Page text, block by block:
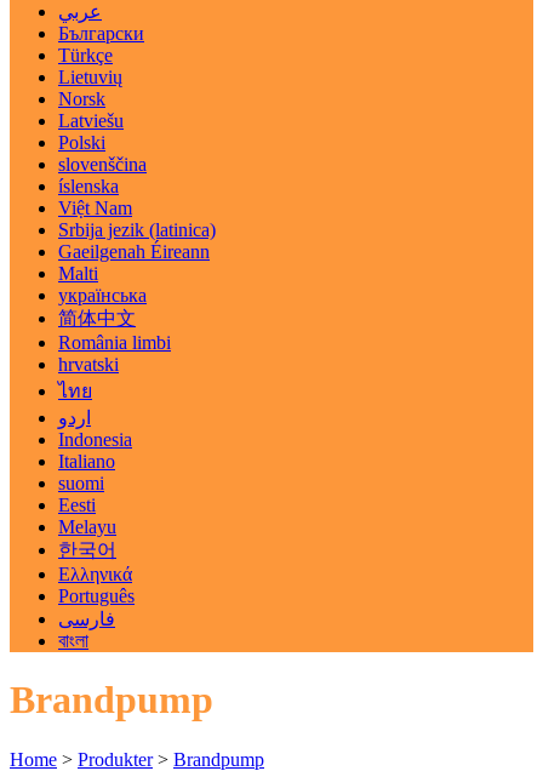
عربي
Български
Türkçe
Lietuvių
Norsk
Latviešu
Polski
slovenščina
íslenska
Việt Nam
Srbija jezik (latinica)
Gaeilgenah Éireann
Malti
українська
简体中文
România limbi
hrvatski
ไทย
اردو
Indonesia
Italiano
suomi
Eesti
Melayu
한국어
Ελληνικά
Português
فارسی
বাংলা
Brandpump
Home > Produkter> Brandpump